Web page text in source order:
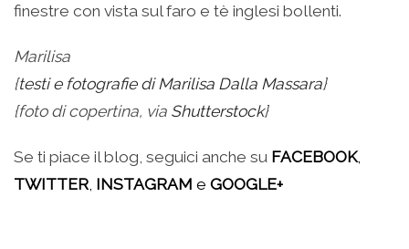
finestre con vista sul faro e tè inglesi bollenti.
Marilisa
{testi e fotografie di Marilisa Dalla Massara}
{foto di copertina, via Shutterstock}
Se ti piace il blog, seguici anche su FACEBOOK,
TWITTER INSTAGRAM e GOOGLE+